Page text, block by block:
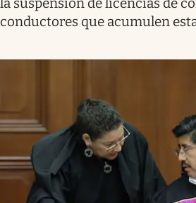
la suspensión de licencias de
conductores que acumulen